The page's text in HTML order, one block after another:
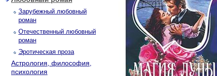
Зарубежный любовный
роман
Отечественный любовный
роман
Эротическая проза
Астрология, философия,
психология